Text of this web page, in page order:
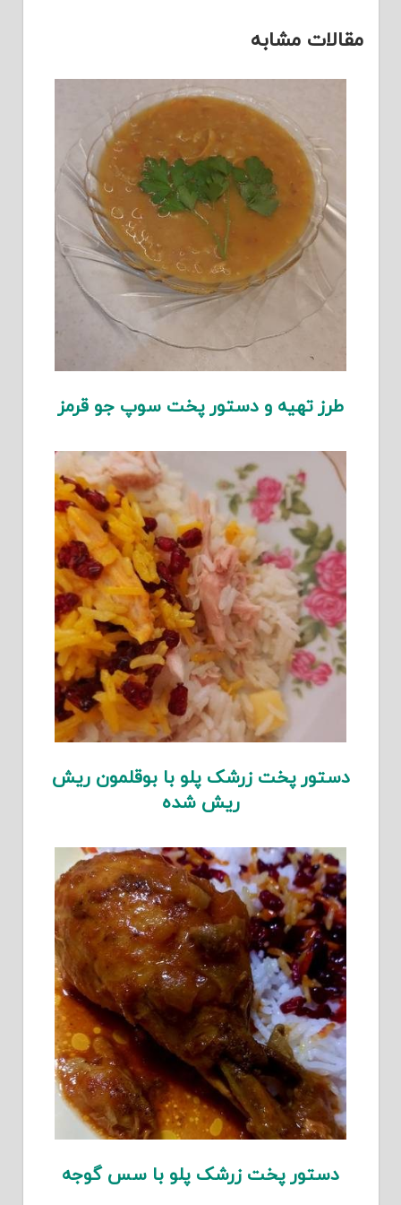
مقالات مشابه
طرز تهیه و دستور پخت سوپ جو قرمز
دستور پخت زرشک پلو با بوقلمون ریش
ریش شده
دستور پخت زرشک پلو با سس گوجه